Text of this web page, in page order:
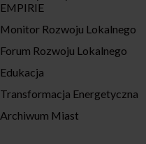
EMPIRIE
Monitor Rozwoju Lokalnego
Forum Rozwoju Lokalnego
Edukacja
Transformacja Energetyczna
Archiwum Miast